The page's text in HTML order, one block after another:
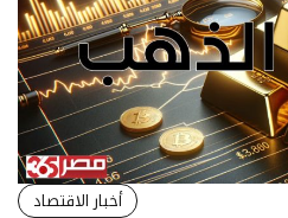
أخبار الاقتصاد